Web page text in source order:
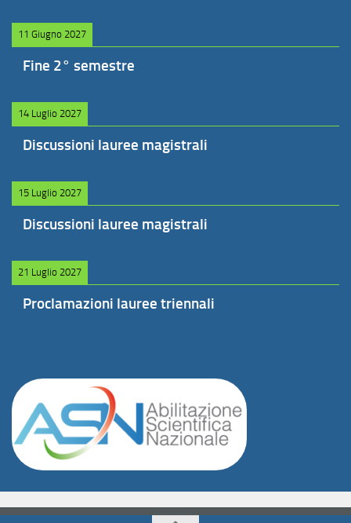
11 Giugno 2027
Fine 2° semestre
14 Luglio 2027
Discussioni lauree magistrali
15 Luglio 2027
Discussioni lauree magistrali
21 Luglio 2027
Proclamazioni lauree triennali